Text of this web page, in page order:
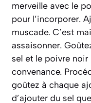
merveille avec le
pour l’incorporer.
muscade. C’est
assaisonner.
sel et le poivre
convenance.
goûtez à chaque
d’ajouter du sel